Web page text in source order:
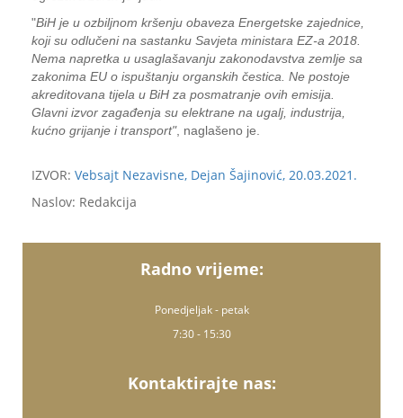
"BiH je u ozbiljnom kršenju obaveza Energetske zajednice,
koji su odlučeni na sastanku Savjeta ministara EZ-a 2018.
Nema napretka u usaglašavanju zakonodavstva zemlje sa
zakonima EU o ispuštanju organskih čestica. Ne postoje
akreditovana tijela u BiH za posmatranje ovih emisija.
Glavni izvor zagađenja su elektrane na ugalj, industrija,
kućno grijanje i transport", naglašeno je.
IZVOR: Vebsajt Nezavisne, Dejan Šajinović, 20.03.2021.
Naslov: Redakcija
Radno vrijeme:
Ponedjeljak - petak
7:30 - 15:30
Kontaktirajte nas: